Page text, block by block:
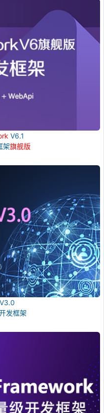
V6.1
架旗舰版
发框架